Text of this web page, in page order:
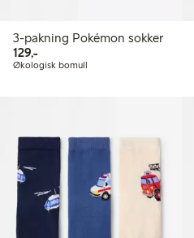
3-pakning Pokémon sokker
129,-129,00 kr
Økologisk bomull